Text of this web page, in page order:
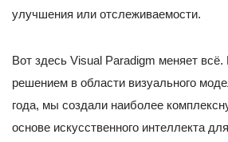
улучшения или отслеживаемости.
Вот здесь Visual Paradigm меняет
решением в области визуального
года, мы создали наиболее
основе искусственного интеллекта